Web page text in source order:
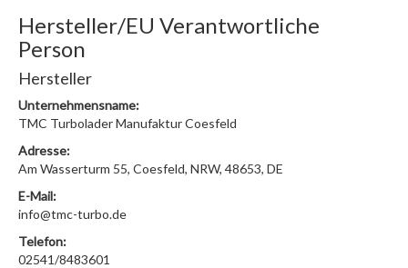
Hersteller/EU Verantwortliche
Person
Hersteller
Unternehmensname:
TMC Turbolader Manufaktur Coesfeld
Adresse:
Am Wasserturm 55, Coesfeld, NRW, 48653, DE
E-Mail:
info@tmc-turbo.de
Telefon:
02541/8483601